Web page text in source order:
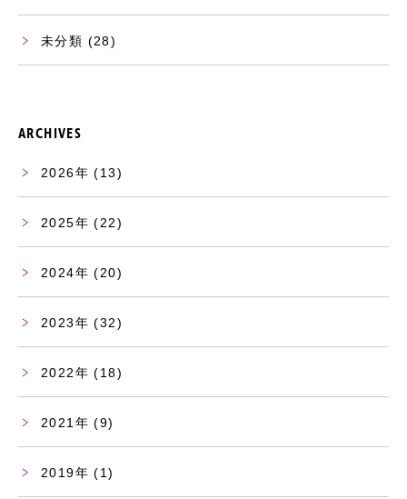
未分類 (28)
ARCHIVES
2026 (13)
2025 (22)
2024 (20)
2023 (32)
2022 (18)
2021 (9)
2019 (1)